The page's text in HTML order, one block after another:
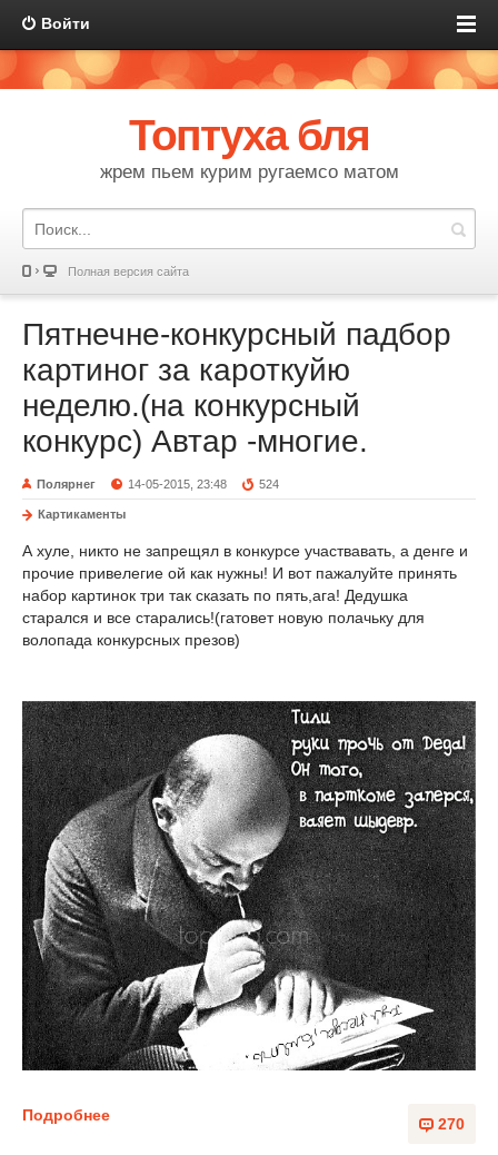
Войти
Топтуха бля
жрем пьем курим ругаемсо матом
Полная версия сайта
Пятнечне-конкурсный падбор
картиног за кароткуйю
неделю.(на конкурсный
конкурс) Автар -многие.
Полярнег 14-05-2015, 23:48 524
Картикаменты
А хуле, никто не запрещял в конкурсе участвавать, а денге и
прочие привелегие ой как нужны! И вот пажалуйте принять
набор картинок три так сказать по пять,ага! Дедушка
старался и все старались!(гатовет новую полачьку для
волопада конкурсных презов)
270
Подробнее